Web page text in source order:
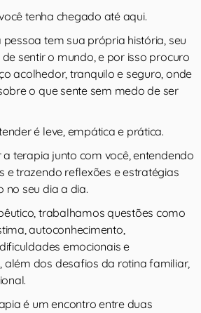
tenha chegado até aqui.
tem sua própria história, seu
sentir o mundo, e por isso procuro
acolhedor, tranquilo e seguro, onde
o que sente sem medo de ser
é leve, empática e prática.
a terapia junto com você, entendendo
e trazendo reflexões e estratégias
no seu dia a dia.
trabalhamos questões como
autoconhecimento,
emocionais e
além dos desafios da rotina familiar,
é um encontro entre duas